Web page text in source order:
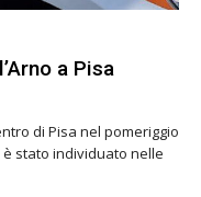
a Pisa
di Pisa nel pomeriggio
stato individuato nelle